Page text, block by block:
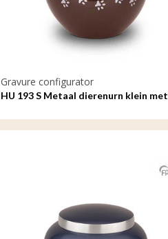
Gravure configurator
HU 193 S Metaal dierenurn klein met